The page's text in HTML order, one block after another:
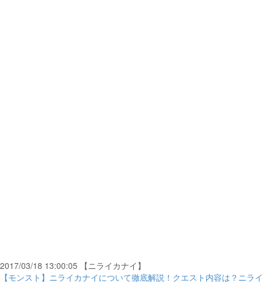
2017/03/18 13:00:05 【ニライカナイ】
【モンスト】ニライカナイについて徹底解説！クエスト内容は？ニライ